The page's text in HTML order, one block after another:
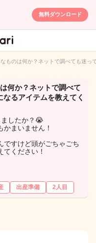
無料ダウンロード
ものは何か？ネットで調べても迷
何か？ネットで調べて
るアイテムを教えてく
したか？😭
かまいません！
ですけど頭がごちゃごち
てください！
出産準備 2人目